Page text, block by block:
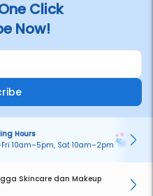
Click
Now!
Hours
10am–5pm, Sat 10am–2pm
Skincare dan Makeup